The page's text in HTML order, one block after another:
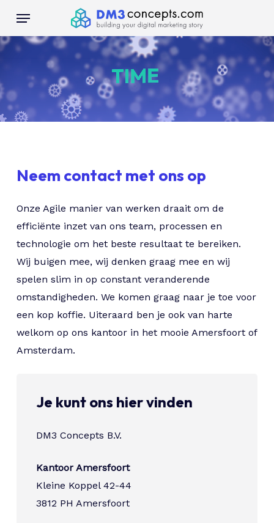
main
Menu
Neem contact met ons op
Onze Agile manier van werken draait om de
efficiënte inzet van ons team, processen en
technologie om het beste resultaat te bereiken.
Wij buigen mee, wij denken graag mee en wij
spelen slim in op constant veranderende
omstandigheden. We komen graag naar je toe voor
een kop koffie. Uiteraard ben je ook van harte
welkom op ons kantoor in het mooie Amersfoort of
Amsterdam.
Je kunt ons hier vinden
DM3 Concepts B.V.
Kantoor Amersfoort
Kleine Koppel 42-44
3812 PH Amersfoort